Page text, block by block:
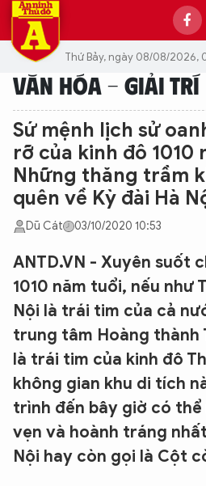
Thứ Bảy, ngày 08/08/2026,
VĂN HÓA - GIẢI TRÍ
Sứ mệnh lịch sử
rỡ của kinh đô 1010
Những thăng trầm
quên về Kỳ đài Hà
Dũ Cát 03/10/2020 10:53
ANTD.VN - Xuyên suốt
1010 năm tuổi, nếu như
Nội là trái tim của cả
trung tâm Hoàng thành
là trái tim của kinh đô
không gian khu di tích
trình đến bây giờ có
vẹn và hoành tráng
Nội hay còn gọi là Cột